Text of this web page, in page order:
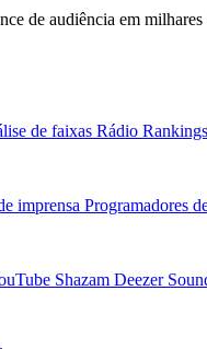
de audiência em
de faixas Rádio Rankings
imprensa Programadores
Shazam Deezer